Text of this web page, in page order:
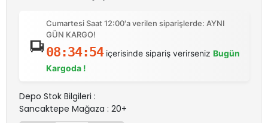
Cumartesi Saat 12:00'a verilen siparişlerde: AYNI
GÜN KARGO!
08:34:54içerisinde sipariş verirseniz Bugün
Kargoda !
Depo Stok Bilgileri :
Sancaktepe Mağaza : 20+